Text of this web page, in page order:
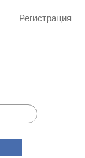
Регистрация